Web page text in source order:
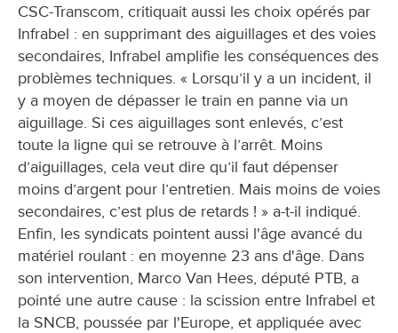
CSC-Transcom, critiquait aussi les choix opérés par
Infrabel : en supprimant des aiguillages et des voies
secondaires, Infrabel amplifie les conséquences des
problèmes techniques. « Lorsqu’il y a un incident, il
y a moyen de dépasser le train en panne via un
aiguillage. Si ces aiguillages sont enlevés, c’est
toute la ligne qui se retrouve à l’arrêt. Moins
d’aiguillages, cela veut dire qu’il faut dépenser
moins d’argent pour l’entretien. Mais moins de voies
secondaires, c’est plus de retards ! » a-t-il indiqué.
Enfin, les syndicats pointent aussi l'âge avancé du
matériel roulant : en moyenne 23 ans d'âge. Dans
son intervention, Marco Van Hees, député PTB, a
pointé une autre cause : la scission entre Infrabel et
la SNCB, poussée par l'Europe, et appliquée avec